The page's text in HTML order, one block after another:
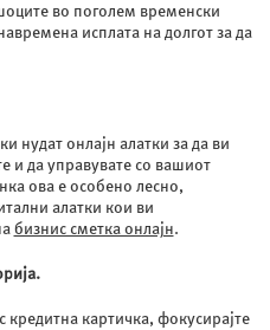
во поголем временски
исплата на долгот за да
нудат онлајн алатки за да ви
и да управувате со вашиот
ова е особено лесно,
алатки кои ви
бизнис сметка онлајн.
кредитна картичка, фокусирајте